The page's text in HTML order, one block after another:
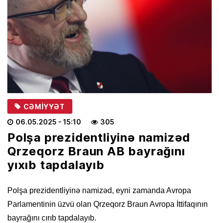
CƏMIYYƏT
06.05.2025 - 15:10 305
Polşa prezidentliyinə namizəd
Qrzeqorz Braun AB bayrağını
yıxıb tapdalayıb
Polşa prezidentliyinə namizəd, eyni zamanda Avropa
Parlamentinin üzvü olan Qrzeqorz Braun Avropa İttifaqının
bayrağını cırıb tapdalayıb.